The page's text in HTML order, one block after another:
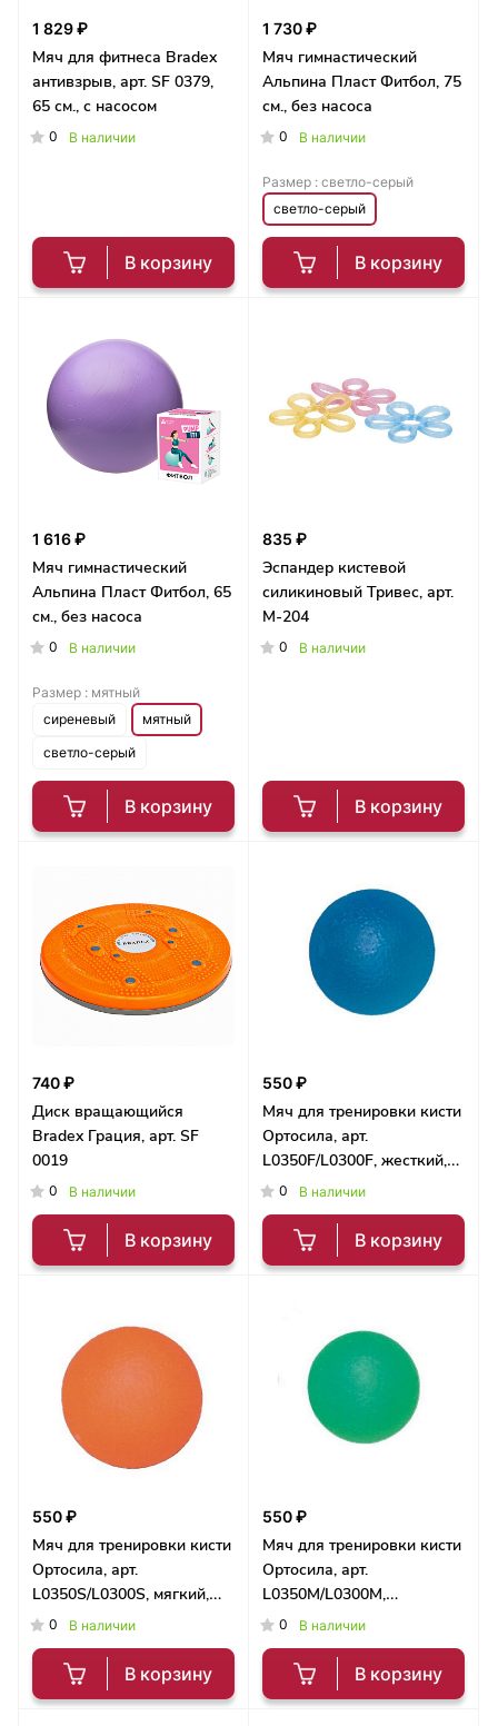
1 829 ₽
Мяч для фитнеса Bradex
антивзрыв, арт. SF 0379,
65 см., с насосом
0 В наличии
В корзину
1 730 ₽
Мяч гимнастический
Альпина Пласт Фитбол, 75
см., без насоса
0 В наличии
В корзину
Размер : светло-серый
светло-серый
1 616 ₽
Мяч гимнастический
Альпина Пласт Фитбол, 65
см., без насоса
0 В наличии
В корзину
Размер : мятный
сиреневый
мятный
светло-серый
835 ₽
Эспандер кистевой
силикиновый Тривес, арт.
М-204
0 В наличии
В корзину
740 ₽
Диск вращающийся
Bradex Грация, арт. SF
0019
0 В наличии
В корзину
550 ₽
Мяч для тренировки кисти
Ортосила, арт.
L0350F/L0300F, жесткий,
синий
0 В наличии
В корзину
550 ₽
Мяч для тренировки кисти
Ортосила, арт.
L0350S/L0300S, мягкий,
оранжевый
0 В наличии
В корзину
550 ₽
Мяч для тренировки кисти
Ортосила, арт.
L0350М/L0300М,
полужесткий, зеленый
0 В наличии
В корзину